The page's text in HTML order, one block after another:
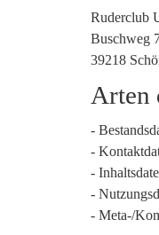
Ruderclub
Buschweg
39218
Arten
-
-
-
-
- Meta-/